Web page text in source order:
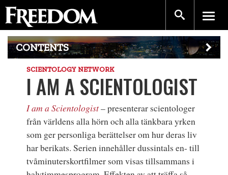
CONTENTS
SCIENTOLOGY NETWORK
I AM A SCIENTOLOGIST
I am a Scientologist– presenterar scientologer
från världens alla hörn och alla tänkbara yrken
som ger personliga berättelser om hur deras liv
har berikats. Serien innehåller dussintals en- till
tvåminuterskortfilmer som visas tillsammans i